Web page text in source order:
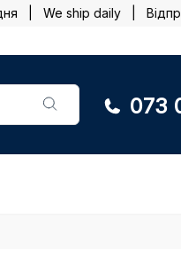
| We ship daily |
073